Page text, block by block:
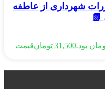
شهرداری از عاطفه
📗
31,500 تومانقیمت